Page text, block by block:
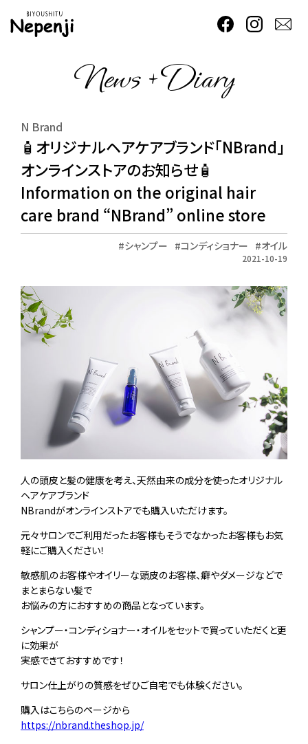
News + Diary
N Brand
🧴オリジナルヘアケアブランド「NBrand」
オンラインストアのお知らせ🧴
Information on the original hair
care brand “NBrand” online store
シャンプー コンディショナー オイル
2021-10-19
人の頭皮と髪の健康を考え、天然由来の成分を使ったオリジナル
ヘアケアブランド
NBrandがオンラインストアでも購入いただけます。
元々サロンでご利用だったお客様もそうでなかったお客様もお気
軽にご購入ください！
敏感肌のお客様やオイリーな頭皮のお客様、癖やダメージなどで
まとまらない髪で
お悩みの方におすすめの商品となっています。
シャンプー・コンディショナー・オイルをセットで買っていただくと更
に効果が
実感できておすすめです！
サロン仕上がりの質感をぜひご自宅でも体験ください。
購入はこちらのページから
https://nbrand.theshop.jp/